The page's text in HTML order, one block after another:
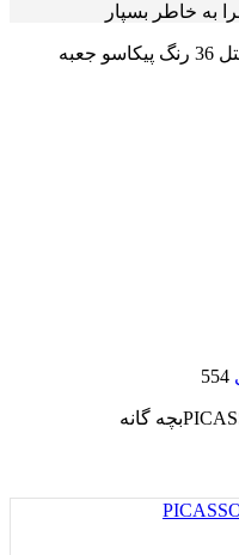
به خاطر بسپار
محصولات برچسب خورده “پاستل 36 رنگ پیکاسو جعبه
554